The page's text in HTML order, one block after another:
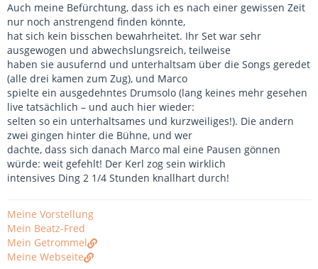
Auch meine Befürchtung, dass ich es nach einer gewissen Zeit
nur noch anstrengend finden könnte,
hat sich kein bisschen bewahrheitet. Ihr Set war sehr
ausgewogen und abwechslungsreich, teilweise
haben sie ausufernd und unterhaltsam über die Songs geredet
(alle drei kamen zum Zug), und Marco
spielte ein ausgedehntes Drumsolo (lang keines mehr gesehen
live tatsächlich – und auch hier wieder:
selten so ein unterhaltsames und kurzweiliges!). Die andern
zwei gingen hinter die Bühne, und wer
dachte, dass sich danach Marco mal eine Pausen gönnen
würde: weit gefehlt! Der Kerl zog sein wirklich
intensives Ding 2 1/4 Stunden knallhart durch!
Meine Vorstellung
Mein Beatz-Fred
Mein Getrommel
Meine Webseite